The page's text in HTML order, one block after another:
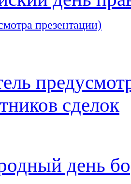
презентации)
сделок
день